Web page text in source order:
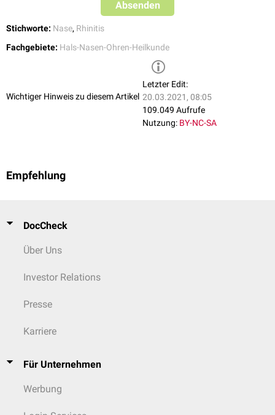
Absenden
Stichworte: Nase, Rhinitis
Fachgebiete: Hals-Nasen-Ohren-Heilkunde
Wichtiger Hinweis zu diesem Artikel
Letzter Edit:
20.03.2021, 08:05
109.049 Aufrufe
Nutzung: BY-NC-SA
Empfehlung
DocCheck
Über Uns
Investor Relations
Presse
Karriere
Für Unternehmen
Werbung